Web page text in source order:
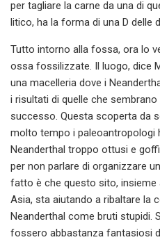
per tagliare la carne da una di
litico, ha la forma di una D delle
Tutto intorno alla fossa, ora lo
ossa fossilizzate. Il luogo, dice
una macelleria dove i
i risultati di quelle che
successo. Questa scoperta da
molto tempo i paleoantropologi
Neanderthal troppo ottusi e
per non parlare di organizzare
fatto è che questo sito, insieme
Asia, sta aiutando a ribaltare la
Neanderthal come bruti stupidi.
fossero abbastanza fantasiosi